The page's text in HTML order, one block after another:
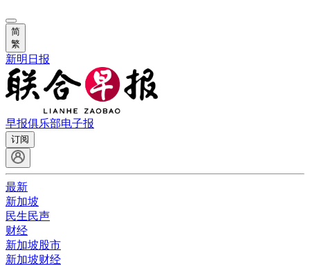
简
繁
新明日报
早报俱乐部电子报
订阅
最新
新加坡
民生民声
财经
新加坡股市
新加坡财经